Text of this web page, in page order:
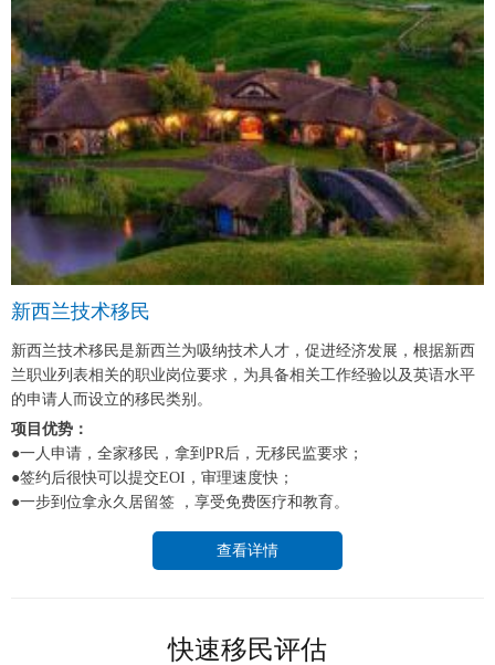
新西兰技术移民
新西兰技术移民是新西兰为吸纳技术人才，促进经济发展，根据新西
兰职业列表相关的职业岗位要求，为具备相关工作经验以及英语水平
的申请人而设立的移民类别。
项目优势：
●一人申请，全家移民，拿到PR后，无移民监要求；
●签约后很快可以提交EOI，审理速度快；
●一步到位拿永久居留签 ，享受免费医疗和教育。
查看详情
快速移民评估